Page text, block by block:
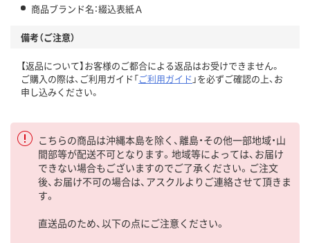
商品ブランド名：綴込表紙Ａ
備考（ご注意）
【返品について】お客様のご都合による返品はお受けできません。
ご購入の際は、ご利用ガイド「ご利用ガイド 」を必ずご確認の上、お
申し込みください。
こちらの商品は沖縄本島を除く、離島・その他一部地域・山
間部等が配送不可となります。地域等によっては、お届け
できない場合もございますのでご了承ください。ご注文
後、お届け不可の場合は、アスクルよりご連絡させて頂きま
す。
直送品のため、以下の点にご注意ください。